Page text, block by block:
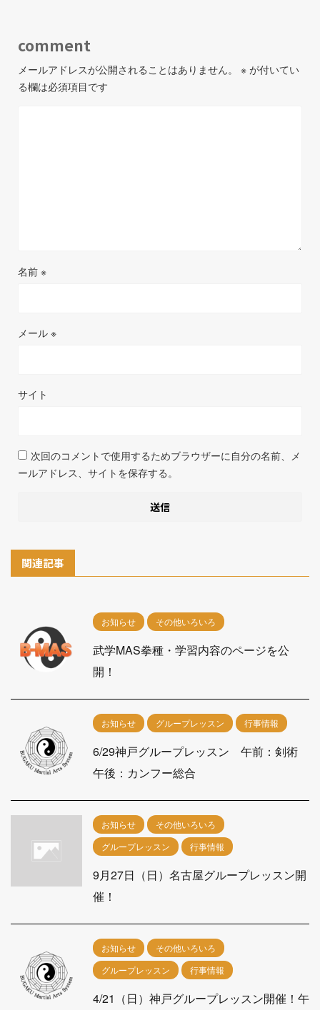
comment
メールアドレスが公開されることはありません。 ※ が付いてい
る欄は必須項目です
名前 ※
メール ※
サイト
次回のコメントで使用するためブラウザーに自分の名前、メ
ールアドレス、サイトを保存する。
関連記事
お知らせ その他いろいろ
武学MAS拳種・学習内容のページを公
開！
お知らせ グループレッスン 行事情報
6/29神戸グループレッスン 午前：剣術
午後：カンフー総合
お知らせ
その他いろいろ
グループレッスン
行事情報
9月27日（日）名古屋グループレッスン開
催！
お知らせ
その他いろいろ
グループレッスン
行事情報
4/21（日）神戸グループレッスン開催！午